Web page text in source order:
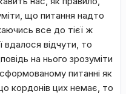
що питання надто
все до тієї ж
вдалося відчути, то
на нього зрозуміти
питанні як
кордонів цих немає, то